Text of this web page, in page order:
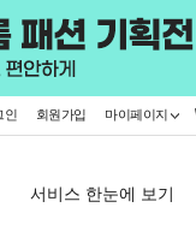
인 회원가입 마이페이지
서비스 한눈에 보기